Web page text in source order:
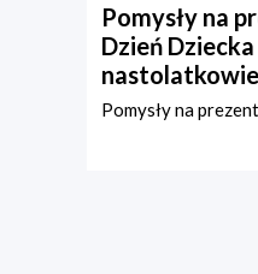
Pomysły na
Dzień Dziecka
Pomysły na